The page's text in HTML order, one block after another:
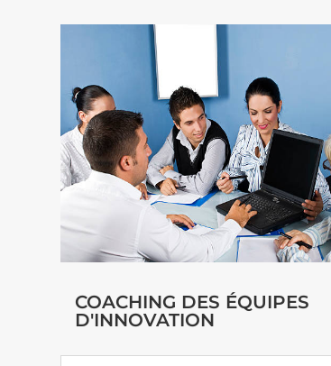
COACHING DES ÉQUIPES
D'INNOVATION